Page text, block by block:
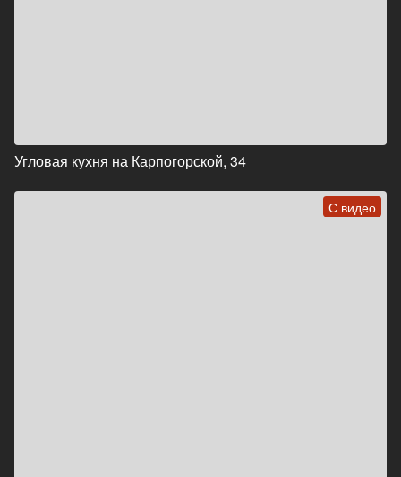
Угловая кухня на Карпогорской, 34
С видео